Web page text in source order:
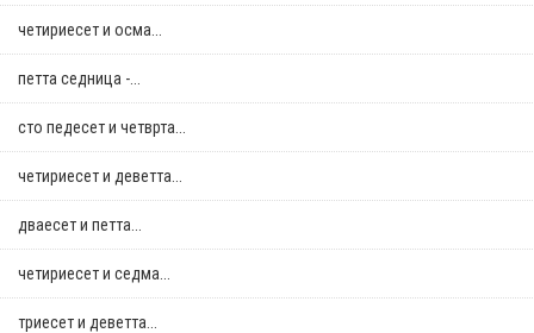
четириесет и осма...
петта седница -...
сто педесет и четврта...
четириесет и деветта...
дваесет и петта...
четириесет и седма...
триесет и деветта...